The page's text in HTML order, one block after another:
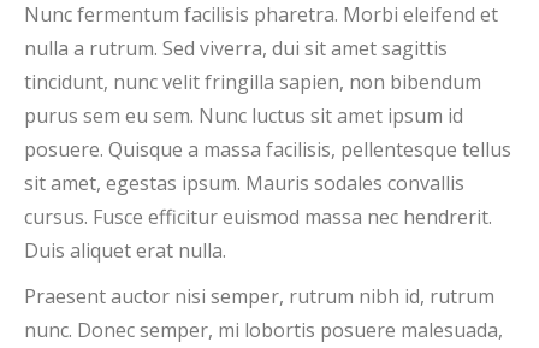
Nunc fermentum facilisis pharetra. Morbi eleifend et
nulla a rutrum. Sed viverra, dui sit amet sagittis
tincidunt, nunc velit fringilla sapien, non bibendum
purus sem eu sem. Nunc luctus sit amet ipsum id
posuere. Quisque a massa facilisis, pellentesque tellus
sit amet, egestas ipsum. Mauris sodales convallis
cursus. Fusce efficitur euismod massa nec hendrerit.
Duis aliquet erat nulla.
Praesent auctor nisi semper, rutrum nibh id, rutrum
nunc. Donec semper, mi lobortis posuere malesuada,